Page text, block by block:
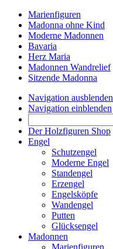
Marienfiguren
Madonna ohne Kind
Moderne Madonnen
Bavaria
Herz Maria
Madonnen Wandrelief
Sitzende Madonna
Navigation ausblenden
Navigation einblenden
Der Holzfiguren Shop
Engel
Schutzengel
Moderne Engel
Standengel
Erzengel
Engelsköpfe
Wandengel
Putten
Glücksengel
Madonnen
Marienfiguren